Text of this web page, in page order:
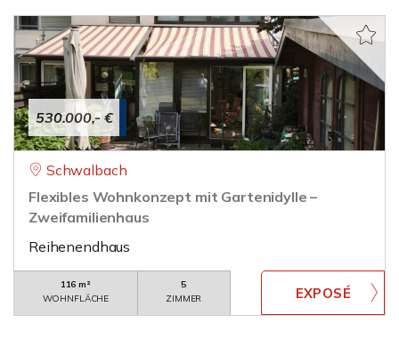
530.000,- €
Schwalbach
Flexibles Wohnkonzept mit Gartenidylle –
Zweifamilienhaus
Reihenendhaus
116 m²
WOHNFLÄCHE
5
ZIMMER